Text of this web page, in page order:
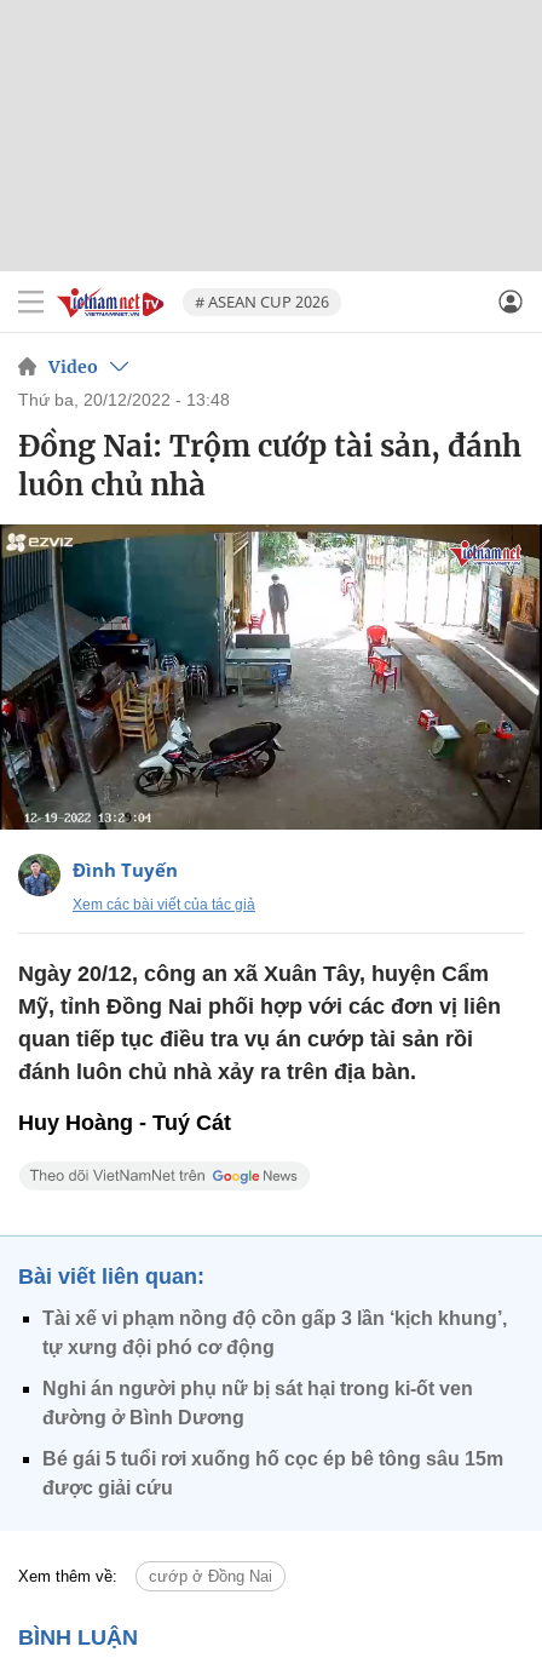
# ASEAN CUP 2026
Video
thứ ba, 20/12/2022 - 13:48
Đồng Nai: Trộm cướp tài sản, đánh
luôn chủ nhà
Đình Tuyến
Xem các bài viết của tác giả
Ngày 20/12, công an xã Xuân Tây, huyện Cẩm
Mỹ, tỉnh Đồng Nai phối hợp với các đơn vị liên
quan tiếp tục điều tra vụ án cướp tài sản rồi
đánh luôn chủ nhà xảy ra trên địa bàn.
Huy Hoàng - Tuý Cát
Bài viết liên quan:
Tài xế vi phạm nồng độ cồn gấp 3 lần ‘kịch khung’,
tự xưng đội phó cơ động
Nghi án người phụ nữ bị sát hại trong ki-ốt ven
đường ở Bình Dương
Bé gái 5 tuổi rơi xuống hố cọc ép bê tông sâu 15m
được giải cứu
Xem thêm về: cướp ở Đồng Nai